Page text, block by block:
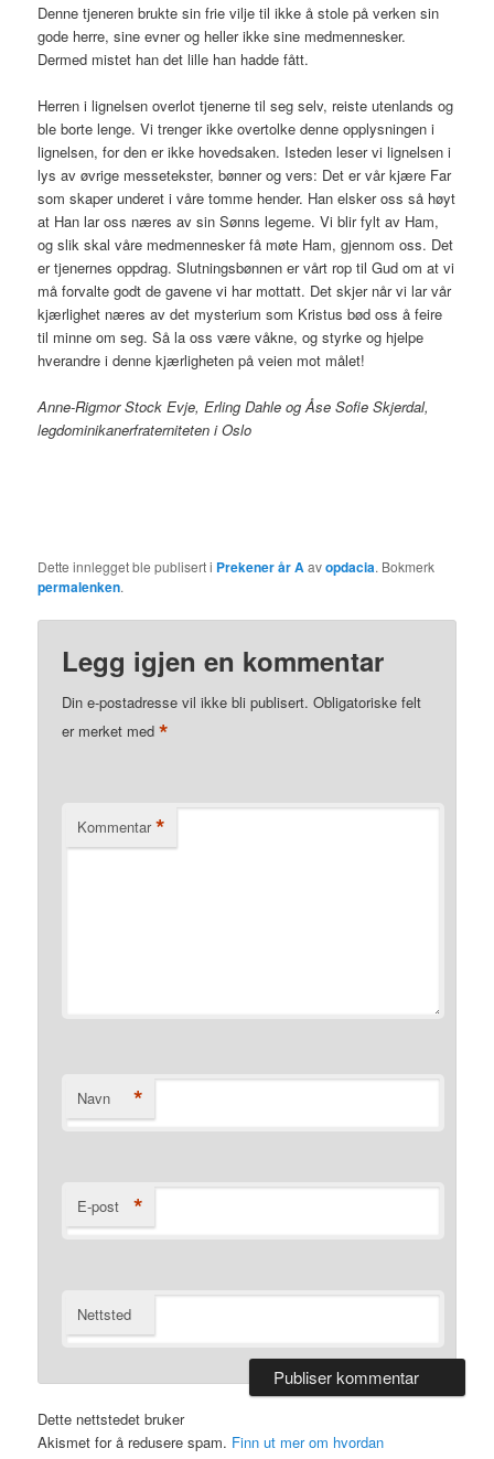
Denne tjeneren brukte sin frie vilje til ikke å stole på verken sin
gode herre, sine evner og heller ikke sine medmennesker.
Dermed mistet han det lille han hadde fått.
Herren i lignelsen overlot tjenerne til seg selv, reiste utenlands og
ble borte lenge. Vi trenger ikke overtolke denne opplysningen i
lignelsen, for den er ikke hovedsaken. Isteden leser vi lignelsen i
lys av øvrige messetekster, bønner og vers: Det er vår kjære Far
som skaper underet i våre tomme hender. Han elsker oss så høyt
at Han lar oss næres av sin Sønns legeme. Vi blir fylt av Ham,
og slik skal våre medmennesker få møte Ham, gjennom oss. Det
er tjenernes oppdrag. Slutningsbønnen er vårt rop til Gud om at vi
må forvalte godt de gavene vi har mottatt. Det skjer når vi lar vår
kjærlighet næres av det mysterium som Kristus bød oss å feire
til minne om seg. Så la oss være våkne, og styrke og hjelpe
hverandre i denne kjærligheten på veien mot målet!
Anne-Rigmor Stock Evje, Erling Dahle og Åse Sofie Skjerdal,
legdominikanerfraterniteten i Oslo
Dette innlegget ble publisert i Prekener år Aavopdacia. Bokmerk
permalenken.
Legg igjen en kommentar
Din e-postadresse vil ikke bli publisert. Obligatoriske felt
er merket med*
Kommentar *
Navn *
E-post *
Nettsted
Dette nettstedet bruker
Akismet for å redusere spam. Finn ut mer om hvordan